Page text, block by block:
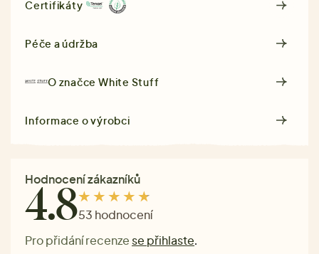
Certifikáty
Péče a údržba
O značceWhite Stuff
Informace o výrobci
Hodnocení zákazníků
4.853 hodnocení
Pro přidání recenze se přihlaste.